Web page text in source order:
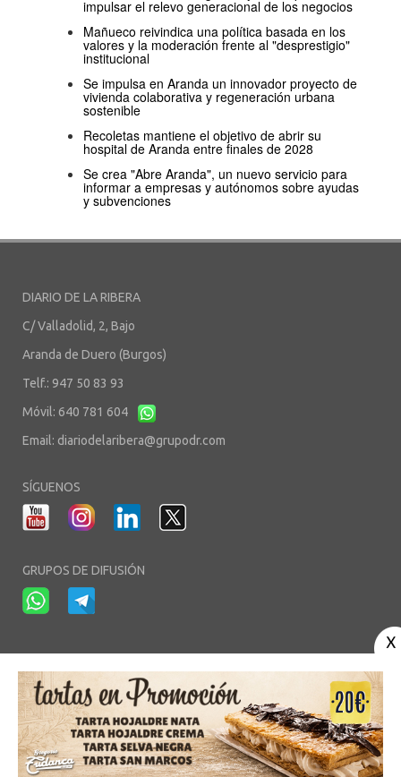
impulsar el relevo generacional de los negocios
Mañueco reivindica una política basada en los
valores y la moderación frente al "desprestigio"
institucional
Se impulsa en Aranda un innovador proyecto de
vivienda colaborativa y regeneración urbana
sostenible
Recoletas mantiene el objetivo de abrir su
hospital de Aranda entre finales de 2028
Se crea "Abre Aranda", un nuevo servicio para
informar a empresas y autónomos sobre ayudas
y subvenciones
DIARIO DE LA RIBERA
C/ Valladolid, 2, Bajo
Aranda de Duero (Burgos)
Telf.: 947 50 83 93
Móvil: 640 781 604
Email: diariodelaribera@grupodr.com
SÍGUENOS
GRUPOS DE DIFUSIÓN
Aviso Legal -Política de Privacidad-Política de Cookies-Área privada